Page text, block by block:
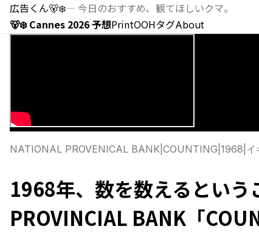
広告くん🐻‍❄️— 今日のおすすめ、観てほしいクマ。
🐻‍❄️ Cannes 2026 予想PrintOOHタグAbout
NATIONAL PROVENICAL BANK COUNTING 1968 イ
1968年、数を数えるという
PROVINCIAL BANK「